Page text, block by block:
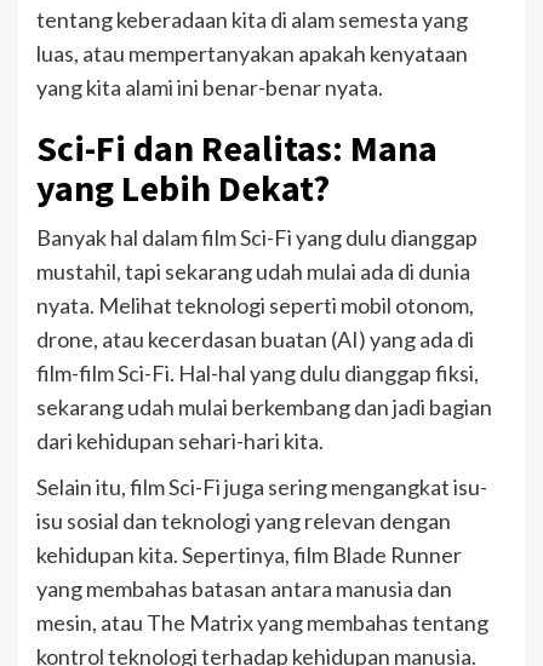
tentang keberadaan kita di alam semesta yang
luas, atau mempertanyakan apakah kenyataan
yang kita alami ini benar-benar nyata.
Sci-Fi dan Realitas: Mana
yang Lebih Dekat?
Banyak hal dalam film Sci-Fi yang dulu dianggap
mustahil, tapi sekarang udah mulai ada di dunia
nyata. Melihat teknologi seperti mobil otonom,
drone, atau kecerdasan buatan (AI) yang ada di
film-film Sci-Fi. Hal-hal yang dulu dianggap fiksi,
sekarang udah mulai berkembang dan jadi bagian
dari kehidupan sehari-hari kita.
Selain itu, film Sci-Fi juga sering mengangkat isu-
isu sosial dan teknologi yang relevan dengan
kehidupan kita. Sepertinya, film Blade Runner
yang membahas batasan antara manusia dan
mesin, atau The Matrix yang membahas tentang
kontrol teknologi terhadap kehidupan manusia.